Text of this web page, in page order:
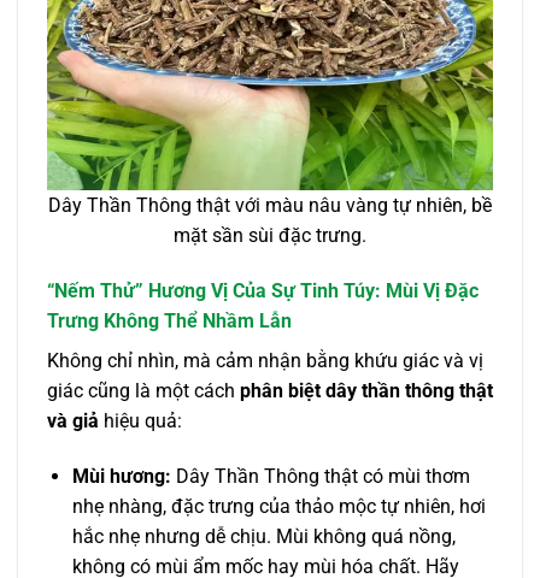
Dây Thần Thông thật với màu nâu vàng tự nhiên, bề
mặt sần sùi đặc trưng.
“Nếm Thử” Hương Vị Của Sự Tinh Túy: Mùi Vị Đặc
Trưng Không Thể Nhầm Lẫn
Không chỉ nhìn, mà cảm nhận bằng khứu giác và vị
giác cũng là một cách phân biệt dây thần thông thật
và giả hiệu quả:
Mùi hương: Dây Thần Thông thật có mùi thơm
nhẹ nhàng, đặc trưng của thảo mộc tự nhiên, hơi
hắc nhẹ nhưng dễ chịu. Mùi không quá nồng,
không có mùi ẩm mốc hay mùi hóa chất. Hãy